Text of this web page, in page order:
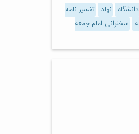
دانشگاه نهاد تفسیر نامه
سخنرانی امام جمعه